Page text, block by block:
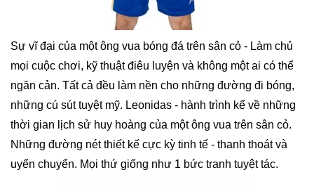
Sự vĩ đại của một ông vua bóng đá trên sân cỏ - Làm chủ
mọi cuộc chơi, kỹ thuật điêu luyện và không một ai có thể
ngăn cản. Tất cả đều làm nền cho những đường đi bóng,
những cú sút tuyệt mỹ. Leonidas - hành trình kể về những
thời gian lịch sử huy hoàng của một ông vua trên sân cỏ.
Những đường nét thiết kế cực kỳ tinh tế - thanh thoát và
uyển chuyển. Mọi thứ giống như 1 bức tranh tuyệt tác.